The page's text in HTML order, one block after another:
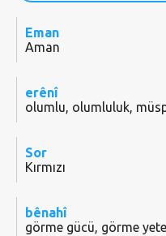
Eman
Aman
erênî
olumlu, olumluluk,
Sor
Kırmızı
bênahî
görme gücü, görme